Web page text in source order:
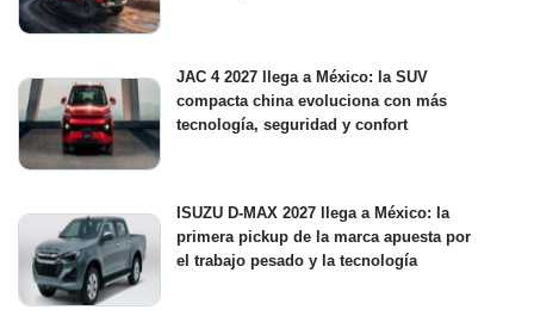
JAC 4 2027 llega a México: la SUV
compacta china evoluciona con más
tecnología, seguridad y confort
ISUZU D-MAX 2027 llega a México: la
primera pickup de la marca apuesta por
el trabajo pesado y la tecnología